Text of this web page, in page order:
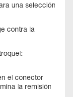
una selección
contra la
el conector
la remisión